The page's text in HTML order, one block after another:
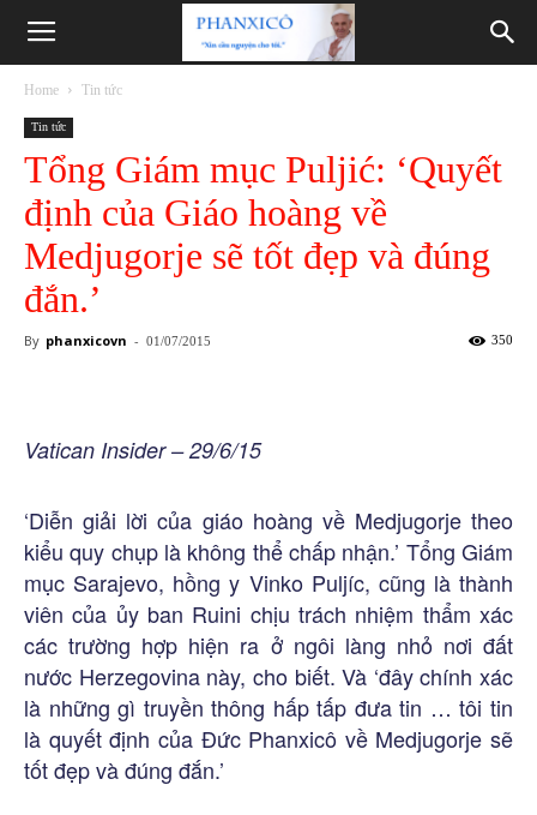
Phanxicô
Home Tin tức
Tin tức
Tổng Giám mục Puljić: ‘Quyết
định của Giáo hoàng về
Medjugorje sẽ tốt đẹp và đúng
đắn.’
By phanxicovn - 01/07/2015 350
Vatican Insider – 29/6/15
‘Diễn giải lời của giáo hoàng về Medjugorje theo
kiểu quy chụp là không thể chấp nhận.’ Tổng Giám
mục Sarajevo, hồng y Vinko Puljíc, cũng là thành
viên của ủy ban Ruini chịu trách nhiệm thẩm xác
các trường hợp hiện ra ở ngôi làng nhỏ nơi đất
nước Herzegovina này, cho biết. Và ‘đây chính xác
là những gì truyền thông hấp tấp đưa tin … tôi tin
là quyết định của Đức Phanxicô về Medjugorje sẽ
tốt đẹp và đúng đắn.’